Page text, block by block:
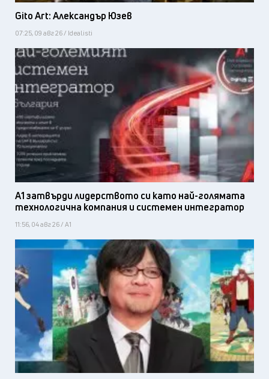
Gito Art: Александър Юзев
07:25, 09 авг 26 / Idealisti
А1 затвърди лидерството си като най-голямата
технологична компания и системен интегратор
11:56, 04 авг 26 / А1